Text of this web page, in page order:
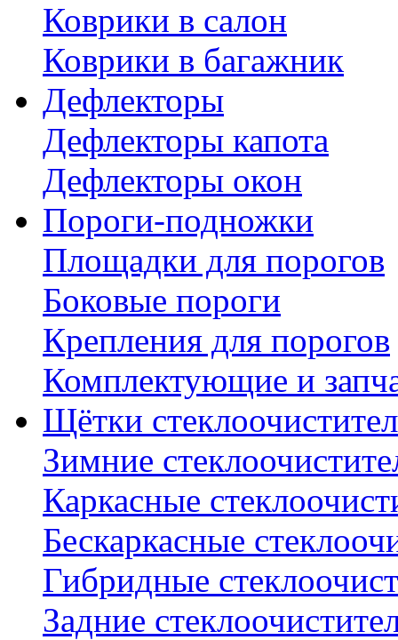
Коврики в салон
Коврики в багажник
Дефлекторы
Дефлекторы капота
Дефлекторы окон
Пороги-подножки
Площадки для порогов
Боковые пороги
Крепления для порогов
Комплектующие и
Щётки
Зимние
Каркасные
Бескаркасные
Гибридные
Задние